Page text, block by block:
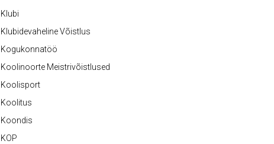
Klubi
Klubidevaheline Võistlus
Kogukonnatöö
Koolinoorte Meistrivõistlused
Koolisport
Koolitus
Koondis
KOP